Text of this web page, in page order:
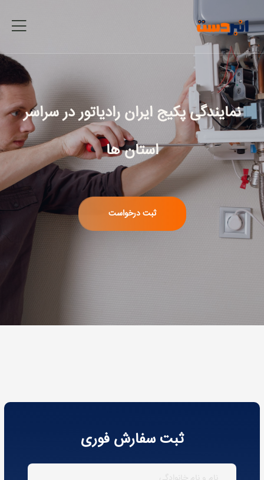
نمایندگی پکیج ایران رادیاتوردر سراسر
استان ها
ثبت درخواست
ثبت سفارش فوری